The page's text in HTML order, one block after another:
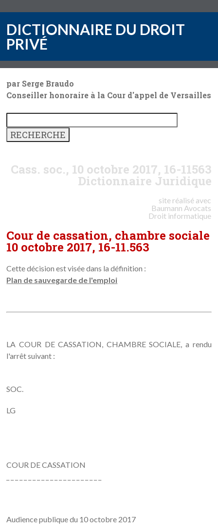
DICTIONNAIRE DU DROIT
PRIVÉ
par Serge Braudo
Conseiller honoraire à la Cour d'appel de Versailles
Cass. soc., 10 octobre 2017, 16-11563
Dictionnaire Juridique
site réalisé avec
Baumann Avocats
Droit informatique
Cour de cassation, chambre sociale
10 octobre 2017, 16-11.563
Cette décision est visée dans la définition :
Plan de sauvegarde de l'emploi
LA COUR DE CASSATION, CHAMBRE SOCIALE, a rendu
l'arrêt suivant :
SOC.
LG
COUR DE CASSATION
Audience publique du 10 octobre 2017